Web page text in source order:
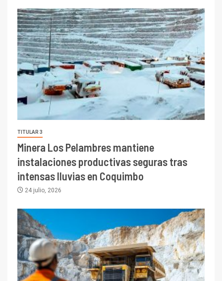
TITULAR 3
Minera Los Pelambres mantiene
instalaciones productivas seguras tras
intensas lluvias en Coquimbo
24 julio, 2026